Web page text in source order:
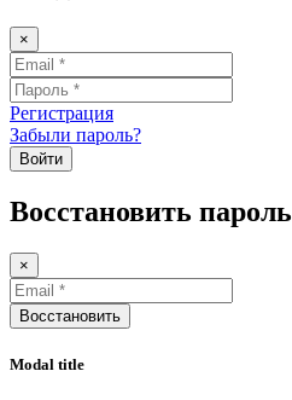
×
Регистрация
Забыли пароль?
Войти
Восстановить пароль
×
Восстановить
Modal title